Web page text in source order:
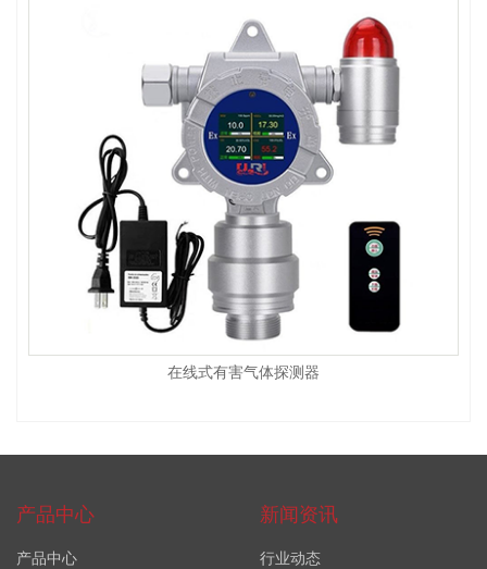
在线式有害气体探测器
产品中心
产品中心
新闻资讯
行业动态